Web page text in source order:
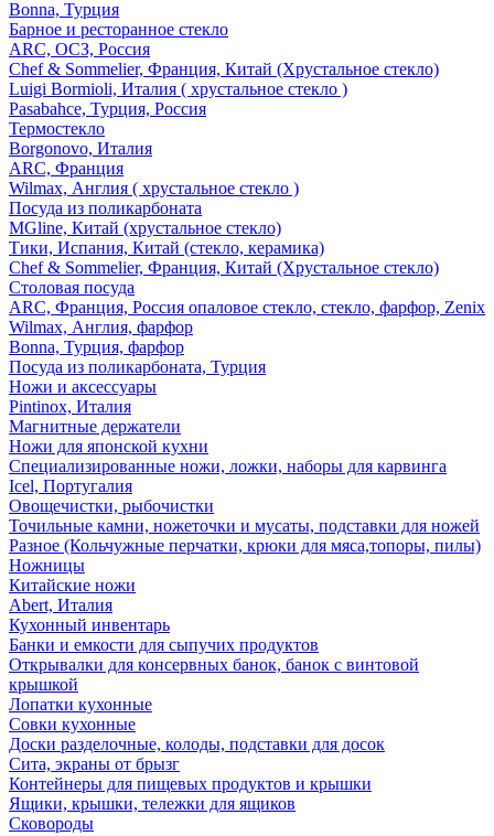
Bonna, Турция
Барное и ресторанное стекло
ARC, ОСЗ, Россия
Chef & Sommelier, Франция, Китай (Хрустальное стекло)
Luigi Bormioli, Италия ( хрустальное стекло )
Pasabahce, Турция, Россия
Термостекло
Borgonovo, Италия
ARC, Франция
Wilmax, Англия ( хрустальное стекло )
Посуда из поликарбоната
MGline, Китай (хрустальное стекло)
Тики, Испания, Китай (стекло, керамика)
Chef & Sommelier, Франция, Китай (Хрустальное стекло)
Столовая посуда
ARC, Франция, Россия опаловое стекло, стекло, фарфор, Zenix
Wilmax, Англия, фарфор
Bonna, Турция, фарфор
Посуда из поликарбоната, Турция
Ножи и аксессуары
Pintinox, Италия
Магнитные держатели
Ножи для японской кухни
Специализированные ножи, ложки, наборы для карвинга
Icel, Португалия
Овощечистки, рыбочистки
Точильные камни, ножеточки и мусаты, подставки для ножей
Разное (Кольчужные перчатки, крюки для мяса,топоры, пилы)
Ножницы
Китайские ножи
Abert, Италия
Кухонный инвентарь
Банки и емкости для сыпучих продуктов
Открывалки для консервных банок, банок с винтовой
крышкой
Лопатки кухонные
Совки кухонные
Доски разделочные, колоды, подставки для досок
Сита, экраны от брызг
Контейнеры для пищевых продуктов и крышки
Ящики, крышки, тележки для ящиков
Сковороды